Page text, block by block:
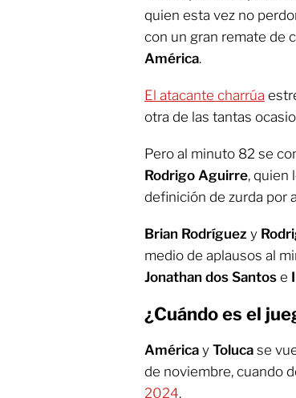
quien esta vez no
con un gran remate de
América.
El atacante charrúa
otra de las tantas
Pero al minuto 82 se
Rodrigo Aguirre, quien
definición de zurda por
Brian Rodríguez y
medio de aplausos al
Jonathan dos Santos e
¿Cuándo es el
América y Toluca se
de noviembre, cuando
2024.